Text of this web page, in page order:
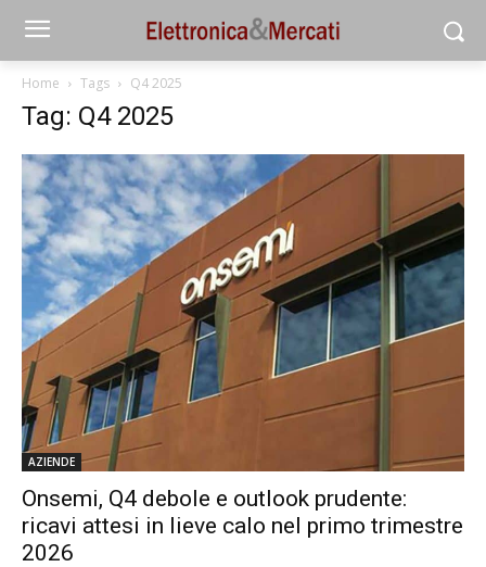
Home Tags Q4 2025
Tag: Q4 2025
AZIENDE
Onsemi, Q4 debole e outlook prudente:
ricavi attesi in lieve calo nel primo trimestre
2026